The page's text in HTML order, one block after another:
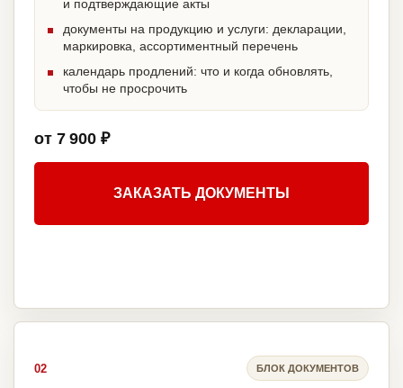
и подтверждающие акты
документы на продукцию и услуги: декларации,
маркировка, ассортиментный перечень
календарь продлений: что и когда обновлять,
чтобы не просрочить
от 7 900 ₽
ЗАКАЗАТЬ ДОКУМЕНТЫ
02 БЛОК ДОКУМЕНТОВ